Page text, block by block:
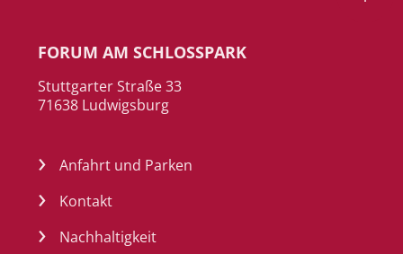
FORUM AM SCHLOSSPARK
Stuttgarter Straße 33
71638 Ludwigsburg
Anfahrt und Parken
Kontakt
Nachhaltigkeit